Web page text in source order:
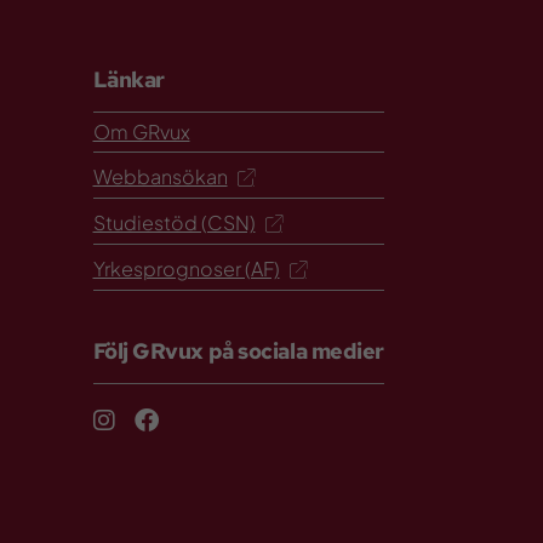
Länkar
Om GRvux
Webbansökan
Studiestöd (CSN)
Yrkesprognoser (AF)
Följ GRvux på sociala medier
InstagramFacebook